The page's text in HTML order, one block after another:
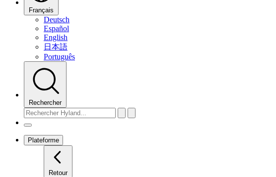
Français
Deutsch
Español
English
日本語
Português
Rechercher
Plateforme
Retour